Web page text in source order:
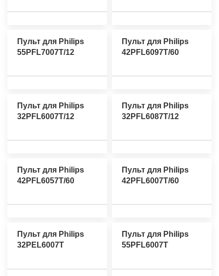
Пульт для Philips
55PFL7007T/12
Пульт для Philips
42PFL6097T/60
Пульт для Philips
32PFL6007T/12
Пульт для Philips
32PFL6087T/12
Пульт для Philips
42PFL6057T/60
Пульт для Philips
42PFL6007T/60
Пульт для Philips
32PEL6007T
Пульт для Philips
55PFL6007T